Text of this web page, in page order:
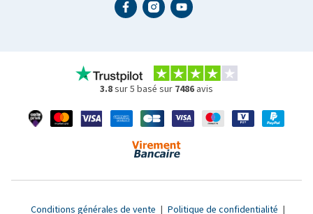
3.8sur 5 basé sur 7486 avis
Conditions générales de vente | Politique de confidentialité |